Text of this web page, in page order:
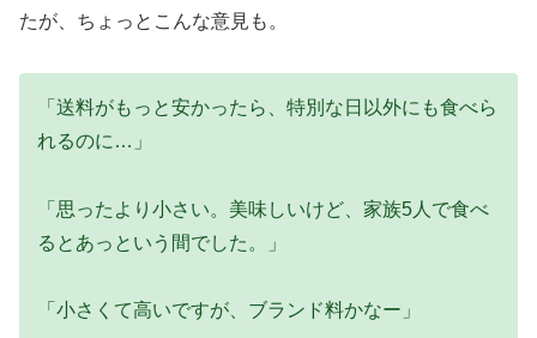
たが、ちょっとこんな意見も。
「送料がもっと安かったら、特別な日以外にも食べら
れるのに…」
「思ったより小さい。美味しいけど、家族5人で食べ
るとあっという間でした。」
「小さくて高いですが、ブランド料かなー」